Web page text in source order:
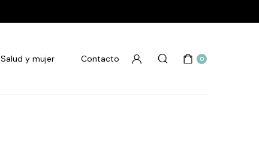
Salud y mujer Contacto 0